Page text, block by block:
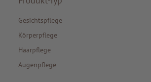
Gesichtspflege
Körperpflege
Haarpflege
Augenpflege